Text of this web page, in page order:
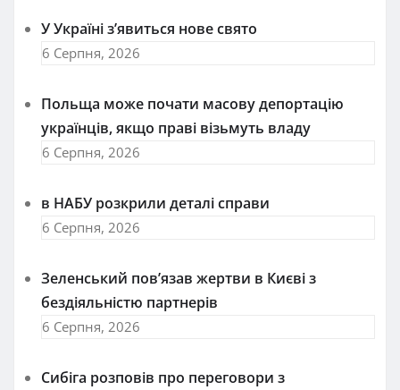
У Україні з’явиться нове свято
6 Серпня, 2026
Польща може почати масову депортацію
українців, якщо праві візьмуть владу
6 Серпня, 2026
в НАБУ розкрили деталі справи
6 Серпня, 2026
Зеленський пов’язав жертви в Києві з
бездіяльністю партнерів
6 Серпня, 2026
Сибіга розповів про переговори з